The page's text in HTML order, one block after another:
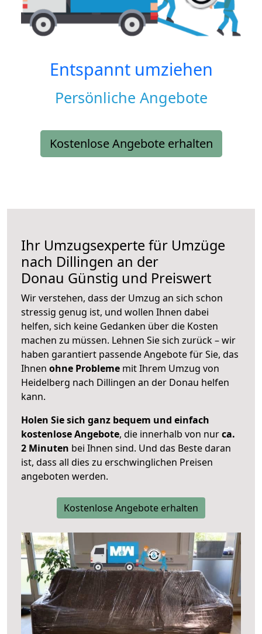
Entspannt umziehen
Persönliche Angebote
Kostenlose Angebote erhalten
Ihr Umzugsexperte für Umzüge
nach Dillingen an der
Donau Günstig und Preiswert
Wir verstehen, dass der Umzug an sich schon
stressig genug ist, und wollen Ihnen dabei
helfen, sich keine Gedanken über die Kosten
machen zu müssen. Lehnen Sie sich zurück – wir
haben garantiert passende Angebote für Sie, das
Ihnen ohne Probleme mit Ihrem Umzug von
Heidelberg nach Dillingen an der Donau helfen
kann.
Holen Sie sich ganz bequem und einfach
kostenlose Angebote, die innerhalb von nurca.
2 Minuten bei Ihnen sind. Und das Beste daran
ist, dass all dies zu erschwinglichen Preisen
angeboten werden.
Kostenlose Angebote erhalten